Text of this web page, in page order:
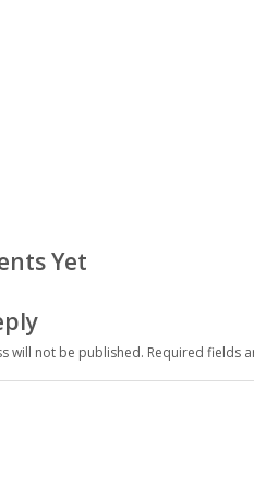
Yet
will not be published. Required fields